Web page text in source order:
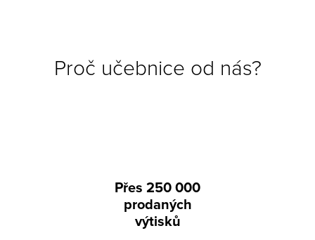
Proč učebnice od nás?
Přes 250 000
prodaných
výtisků